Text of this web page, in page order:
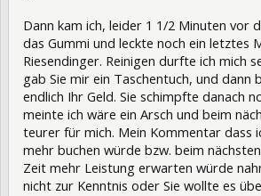
Dann kam ich, leider 1 1/2 Minuten vor
das Gummi und leckte noch ein letztes
Riesendinger. Reinigen durfte ich mich
gab Sie mir ein Taschentuch, und dann
endlich Ihr Geld. Sie schimpfte danach
meinte ich wäre ein Arsch und beim
teurer für mich. Mein Kommentar dass
mehr buchen würde bzw. beim
Zeit mehr Leistung erwarten würde
nicht zur Kenntnis oder Sie wollte es